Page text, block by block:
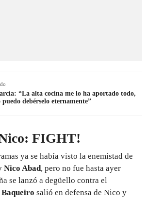
“La alta cocina me lo ha aportado todo,
puedo debérselo eternamente”
FIGHT!
ya se había visto la enemistad de
Nico Abad, pero no fue hasta ayer
se lanzó a degüello contra el
salió en defensa de Nico y